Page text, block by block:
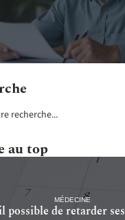
au top
MÉDECINE
possible de retarder